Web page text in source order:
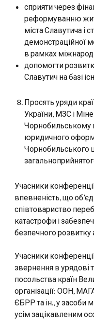
сприяти через
реформуванню
міста Славутича і
демонстраційної
в рамках
допомогти
Славутич на базі
Просять уряди
України, МЗС і
Чорнобильському
юридичного
Чорнобильського
Учасники
впевненість, що
співтовариство
катастрофи і
безпечного розвитку
Учасники
звернення в урядові
посольства країн
організації: ООН,
ЄБРР та ін., у засоби
усім зацікавленим